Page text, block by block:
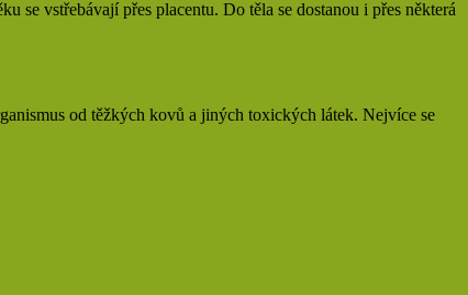
se vstřebávají přes placentu. Do těla se dostanou i přes některá
od těžkých kovů a jiných toxických látek. Nejvíce se